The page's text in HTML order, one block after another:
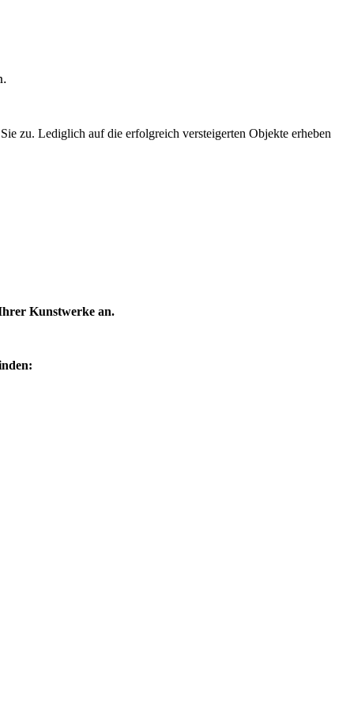
zu. Lediglich auf die erfolgreich versteigerten Objekte erheben
Kunstwerke an.